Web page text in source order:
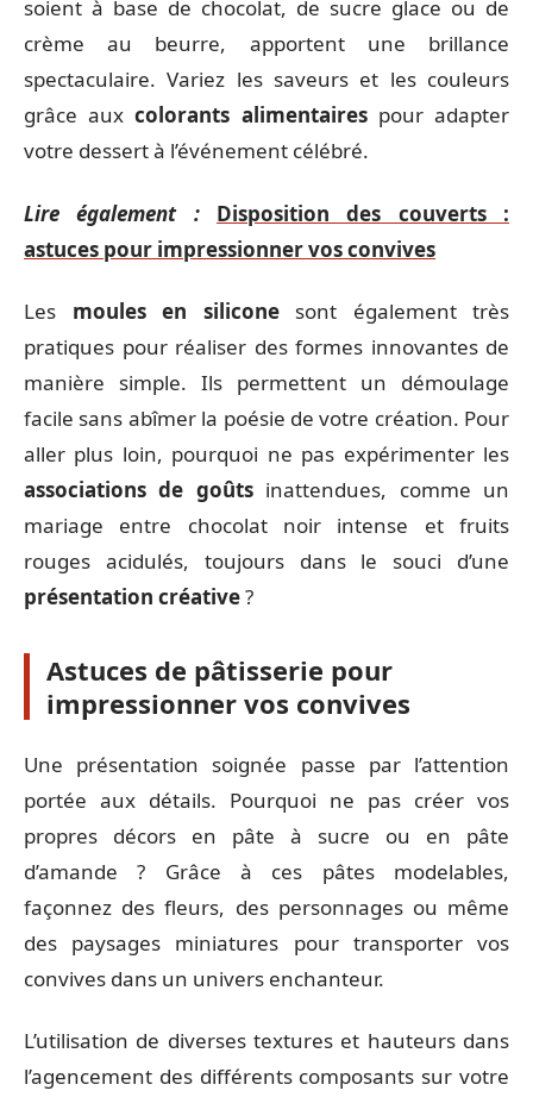
soient à base de chocolat, de sucre glace ou de
crème au beurre, apportent une brillance
spectaculaire. Variez les saveurs et les couleurs
grâce auxcolorants alimentairespour adapter
votre dessert à l’événement célébré.
Lire également :
Disposition des couverts :
astuces pour impressionner vos convives
Les moules en siliconesont également très
pratiques pour réaliser des formes innovantes de
manière simple. Ils permettent un démoulage
facile sans abîmer la poésie de votre création. Pour
aller plus loin, pourquoi ne pas expérimenter les
associations de goûtsinattendues, comme un
mariage entre chocolat noir intense et fruits
rouges acidulés, toujours dans le souci d’une
présentation créative?
Astuces de pâtisserie pour
impressionner vos convives
Une présentation soignée passe par l’attention
portée aux détails. Pourquoi ne pas créer vos
propres décors en pâte à sucre ou en pâte
d’amande ? Grâce à ces pâtes modelables,
façonnez des fleurs, des personnages ou même
des paysages miniatures pour transporter vos
convives dans un univers enchanteur.
L’utilisation de diverses textures et hauteurs dans
l’agencement des différents composants sur votre